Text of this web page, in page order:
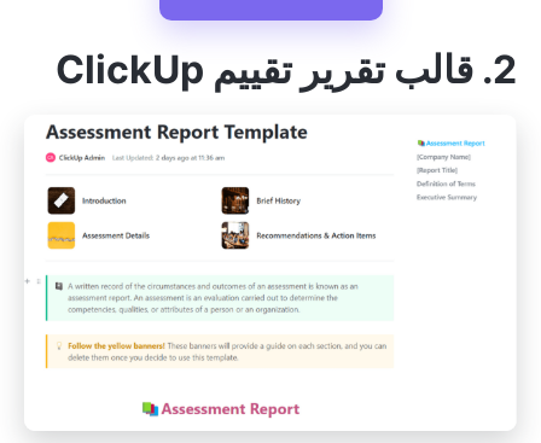
2. قالب تقرير تقييم ClickUp